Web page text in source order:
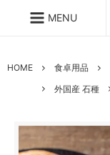
MENU
HOME 食卓用品
外国産 石種